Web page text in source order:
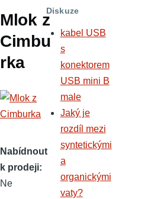
navigace
Mlok z
Cimbu
rka
Nabídnout
k prodeji
Ne
Diskuze
kabel USB
s
konektorem
USB mini B
male
Jaký je
rozdíl mezi
syntetickými
a
organickými
vaty?